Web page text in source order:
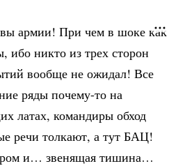
армии! При чем в шоке как
ибо никто из трех сторон
вообще не ожидал! Все
ряды почему-то на
латах, командиры обход
речи толкают, а тут БАЦ!
и… звенящая тишина…